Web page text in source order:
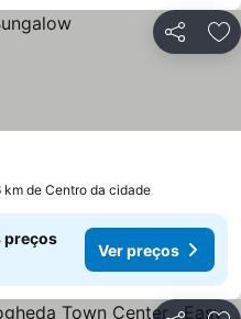
Partilhar
km de Centro da cidade
preços
Ver preços